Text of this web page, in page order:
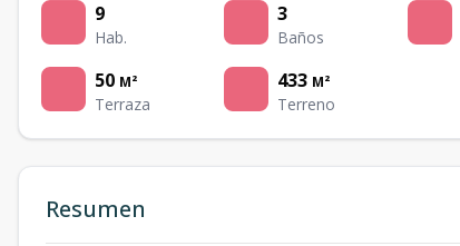
9
Hab.
3
Baños
50 M²
Terraza
433 M²
Terreno
Resumen